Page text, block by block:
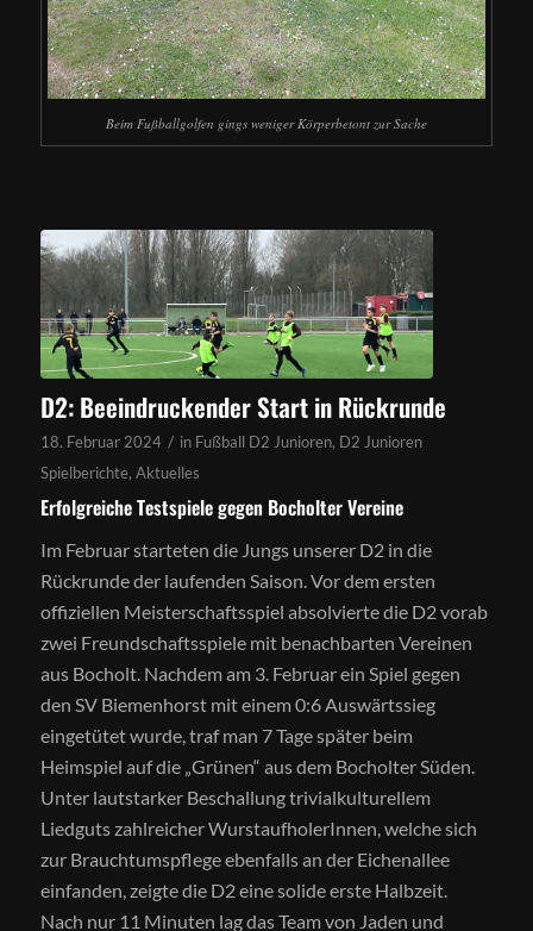
Beim Fußballgolfen gings weniger Körperbetont zur Sache
D2: Beeindruckender Start in Rückrunde
18. Februar 2024 / in Fußball D2 Junioren, D2 Junioren
Spielberichte, Aktuelles
Erfolgreiche Testspiele gegen Bocholter Vereine
Im Februar starteten die Jungs unserer D2 in die
Rückrunde der laufenden Saison. Vor dem ersten
offiziellen Meisterschaftsspiel absolvierte die D2 vorab
zwei Freundschaftsspiele mit benachbarten Vereinen
aus Bocholt. Nachdem am 3. Februar ein Spiel gegen
den SV Biemenhorst mit einem 0:6 Auswärtssieg
eingetütet wurde, traf man 7 Tage später beim
Heimspiel auf die „Grünen“ aus dem Bocholter Süden.
Unter lautstarker Beschallung trivialkulturellem
Liedguts zahlreicher WurstaufholerInnen, welche sich
zur Brauchtumspflege ebenfalls an der Eichenallee
einfanden, zeigte die D2 eine solide erste Halbzeit.
Nach nur 11 Minuten lag das Team von Jaden und